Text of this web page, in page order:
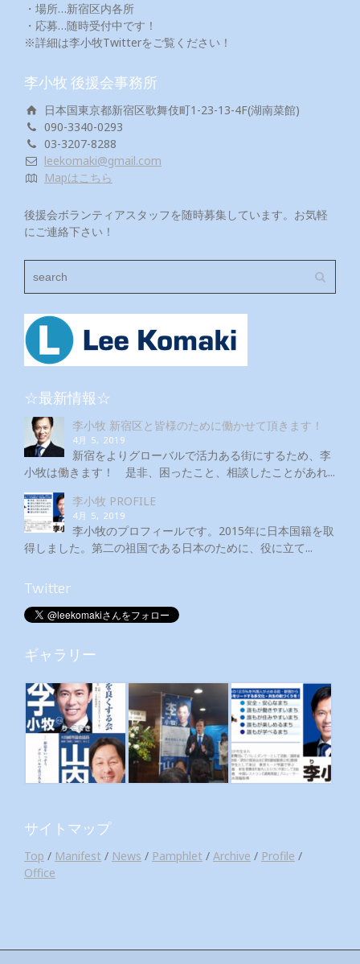
・場所…新宿区内各所
・応募…随時受付中です！
※詳細は李小牧Twitterをご覧ください！
李小牧 後援会事務所
日本国東京都新宿区歌舞伎町1-23-13-4F(湖南菜館)
090-3340-0293
03-3207-8288
leekomaki@gmail.com
Mapはこちら
後援会ボランティアスタッフを随時募集しています。お気軽
にご連絡下さい！
☆最新情報☆
李小牧 新宿区と皆様のために働かせて頂きます！
4月 5, 2019
新宿をよりグローバルで活力ある街にするため、李
小牧は働きます！ 是非、困ったこと、相談したことがあれ...
李小牧 PROFILE
4月 5, 2019
李小牧のプロフィールです。2015年に日本国籍を取
得しました。第二の祖国である日本のために、役に立て...
Twitter
ギャラリー
サイトマップ
Top / Manifest / News / Pamphlet / Archive / Profile /
Office